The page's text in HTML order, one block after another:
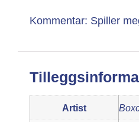
Kommentar: Spiller
Artist